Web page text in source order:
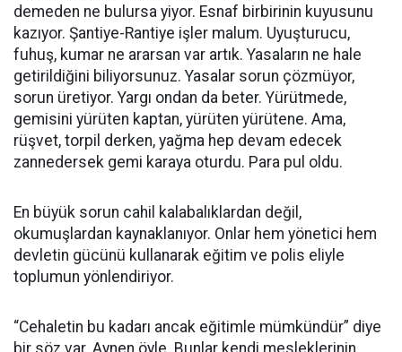
demeden ne bulursa yiyor. Esnaf birbirinin kuyusunu
kazıyor. Şantiye-Rantiye işler malum. Uyuşturucu,
fuhuş, kumar ne ararsan var artık. Yasaların ne hale
getirildiğini biliyorsunuz. Yasalar sorun çözmüyor,
sorun üretiyor. Yargı ondan da beter. Yürütmede,
gemisini yürüten kaptan, yürüten yürütene. Ama,
rüşvet, torpil derken, yağma hep devam edecek
zannedersek gemi karaya oturdu. Para pul oldu.
En büyük sorun cahil kalabalıklardan değil,
okumuşlardan kaynaklanıyor. Onlar hem yönetici hem
devletin gücünü kullanarak eğitim ve polis eliyle
toplumun yönlendiriyor.
“Cehaletin bu kadarı ancak eğitimle mümkündür” diye
bir söz var. Aynen öyle. Bunlar kendi mesleklerinin